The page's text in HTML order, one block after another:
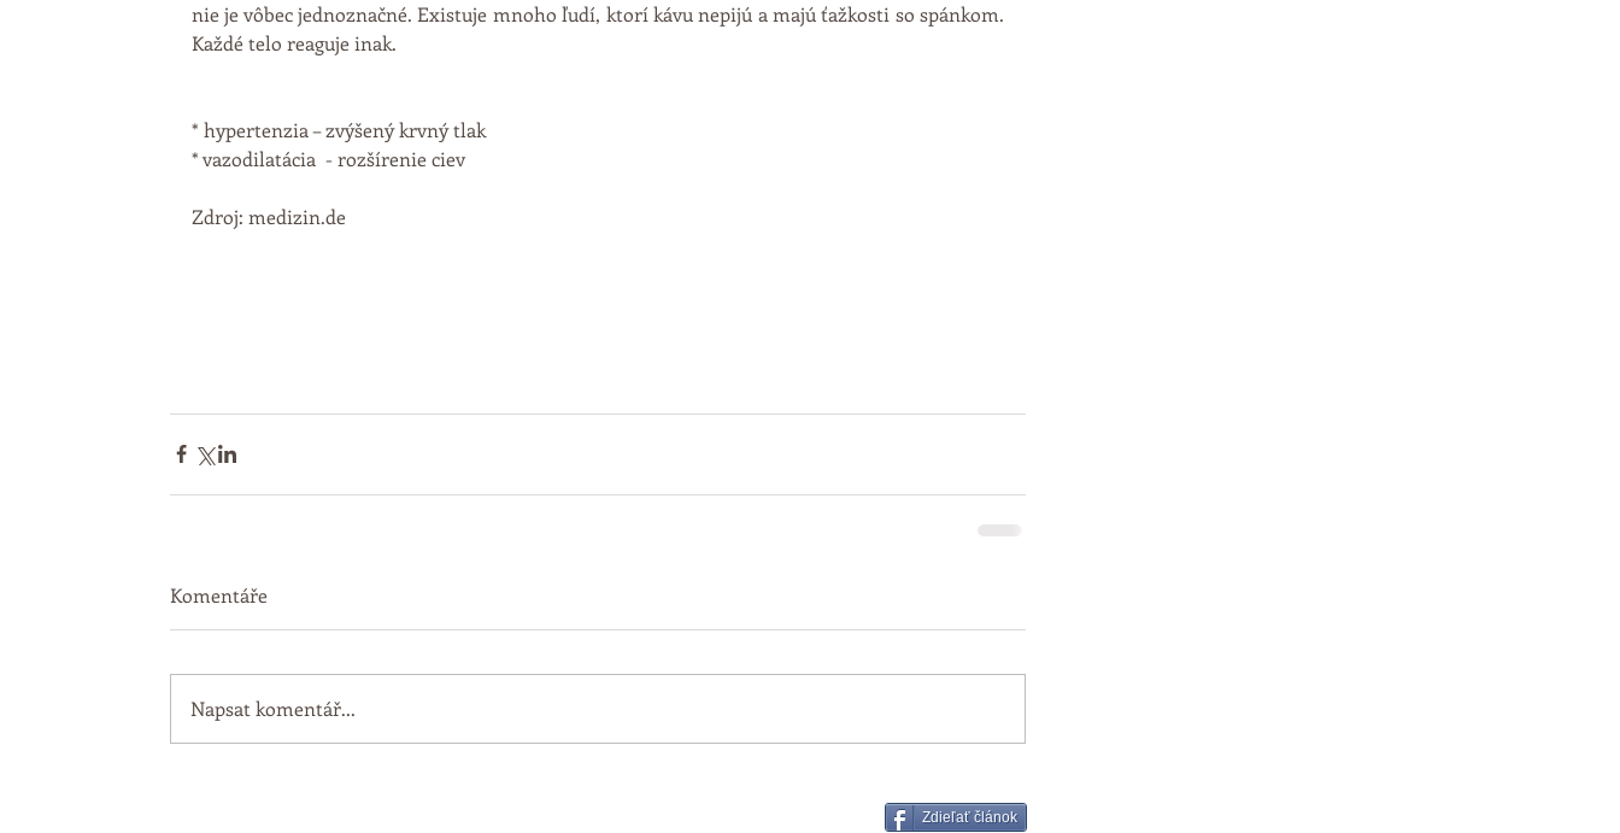
nie je vôbec jednoznačné. Existuje mnoho ľudí, ktorí kávu nepijú a majú ťažkosti so spánkom.
Každé telo reaguje inak.
* hypertenzia – zvýšený krvný tlak
* vazodilatácia  - rozšírenie ciev
Zdroj: medizin.de
Komentáře
Napsat komentář...
Zdieľať článok